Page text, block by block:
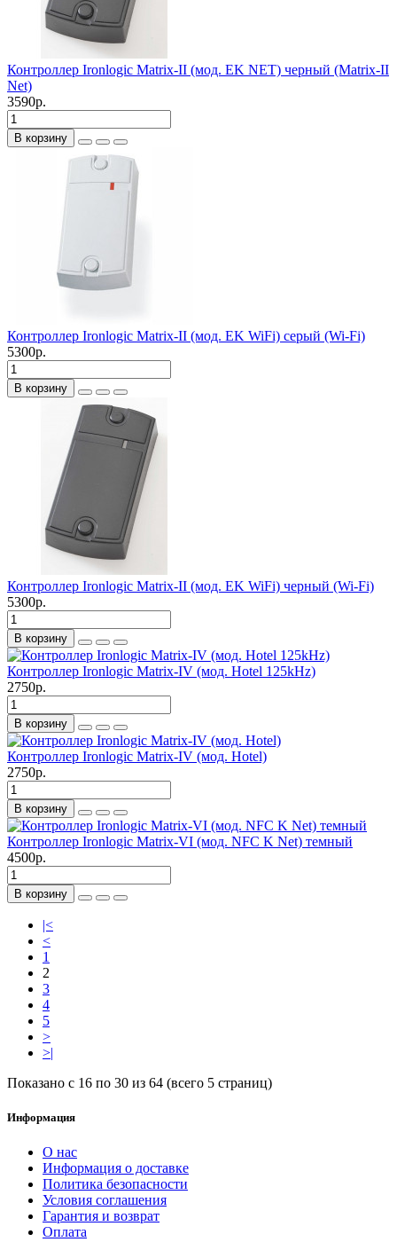
Контроллер Ironlogic Matrix-II (мод. EK NET) черный (Matrix-II
Net)
3590р.
В корзину
Контроллер Ironlogic Matrix-II (мод. EK WiFi) серый (Wi-Fi)
5300р.
В корзину
Контроллер Ironlogic Matrix-II (мод. EK WiFi) черный (Wi-Fi)
5300р.
В корзину
Контроллер Ironlogic Matrix-IV (мод. Hotel 125kHz)
2750р.
В корзину
Контроллер Ironlogic Matrix-IV (мод. Hotel)
2750р.
В корзину
Контроллер Ironlogic Matrix-VI (мод. NFC K Net) темный
4500р.
В корзину
|<
<
1
2
3
4
5
>
>|
Показано с 16 по 30 из 64 (всего 5 страниц)
Информация
О нас
Информация о доставке
Политика безопасности
Условия соглашения
Гарантия и возврат
Оплата